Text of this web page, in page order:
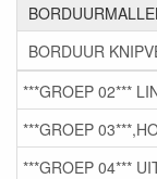
BORDUUR
***GROEP 02***
***GROEP
***GROEP 04***